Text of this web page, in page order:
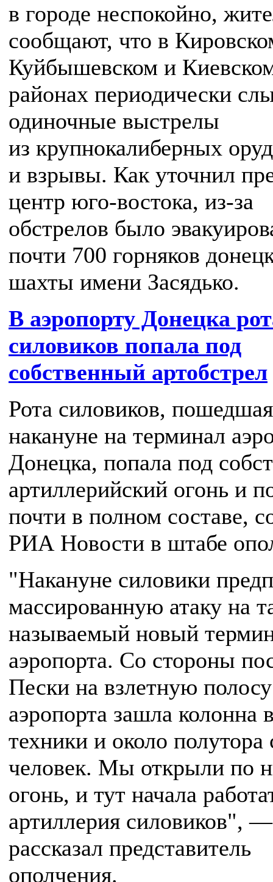
в городе неспокойно,
сообщают, что в
Куйбышевском и
районах периодически
одиночные выстрелы
из крупнокалиберных
и взрывы. Как уточнил
центр юго-востока, из-за
обстрелов было
почти 700 горняков
шахты имени Засядько.
В аэропорту Донецка
силовиков попала под
собственный артобстрел
Рота силовиков,
накануне на терминал
Донецка, попала под
артиллерийский огонь и
почти в полном составе,
РИА Новости в штабе
"Накануне силовики
массированную атаку на
называемый новый
аэропорта. Со стороны
Пески на взлетную полосу
аэропорта зашла колонна
техники и около полутора
человек. Мы открыли по
огонь, и тут начала
артиллерия силовиков", —
рассказал представитель
ополчения.